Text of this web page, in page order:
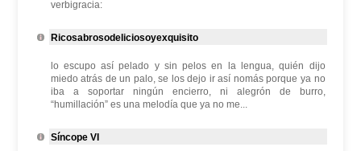
verbigracia:
Ricosabrosodeliciosoyexquisito
lo escupo así pelado y sin pelos en la lengua, quién dijo
miedo atrás de un palo, se los dejo ir así nomás porque ya no
iba a soportar ningún encierro, ni alegrón de burro,
“humillación” es una melodía que ya no me...
Síncope VI